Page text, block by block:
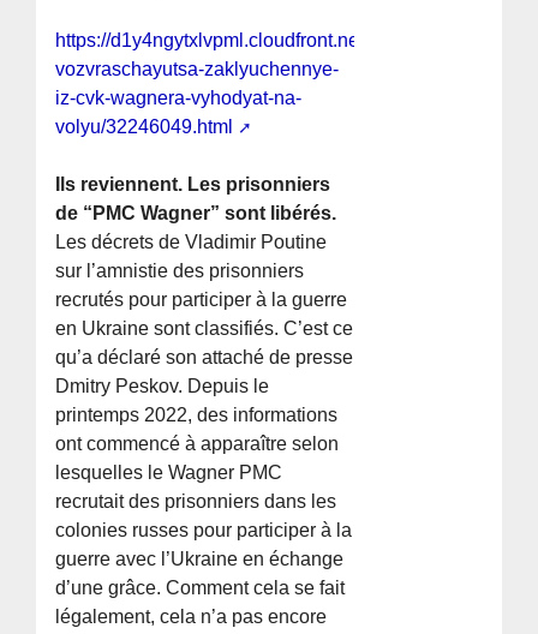
https://d1y4ngytxlvpml.cloudfront.net/a/oni-
vozvraschayutsa-zaklyuchennye-
iz-cvk-wagnera-vyhodyat-na-
volyu/32246049.html
Ils reviennent. Les prisonniers
de “PMC Wagner” sont libérés.
Les décrets de Vladimir Poutine
sur l’amnistie des prisonniers
recrutés pour participer à la guerre
en Ukraine sont classifiés. C’est ce
qu’a déclaré son attaché de presse
Dmitry Peskov. Depuis le
printemps 2022, des informations
ont commencé à apparaître selon
lesquelles le Wagner PMC
recrutait des prisonniers dans les
colonies russes pour participer à la
guerre avec l’Ukraine en échange
d’une grâce. Comment cela se fait
légalement, cela n’a pas encore